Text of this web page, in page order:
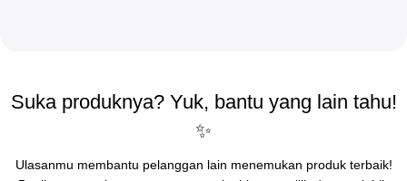
Suka produknya? Yuk, bantu yang lain tahu!
✨
Ulasanmu membantu pelanggan lain menemukan produk terbaik!